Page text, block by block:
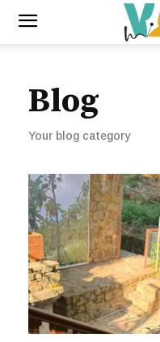
Blog
Your blog category